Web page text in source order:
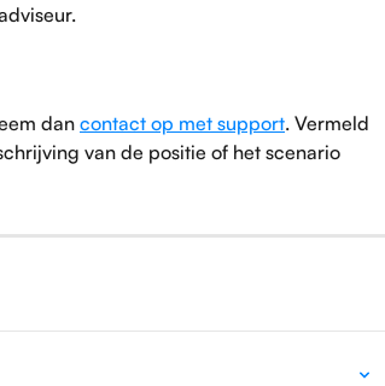
dan contact op met support. Vermeld
van de positie of het scenario